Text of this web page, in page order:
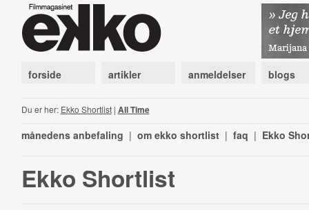
forside artikler anmeldelser blogs
Du er her: Ekko Shortlist| All Time
månedens anbefaling | om ekko shortlist | faq | Ekko
Ekko Shortlist